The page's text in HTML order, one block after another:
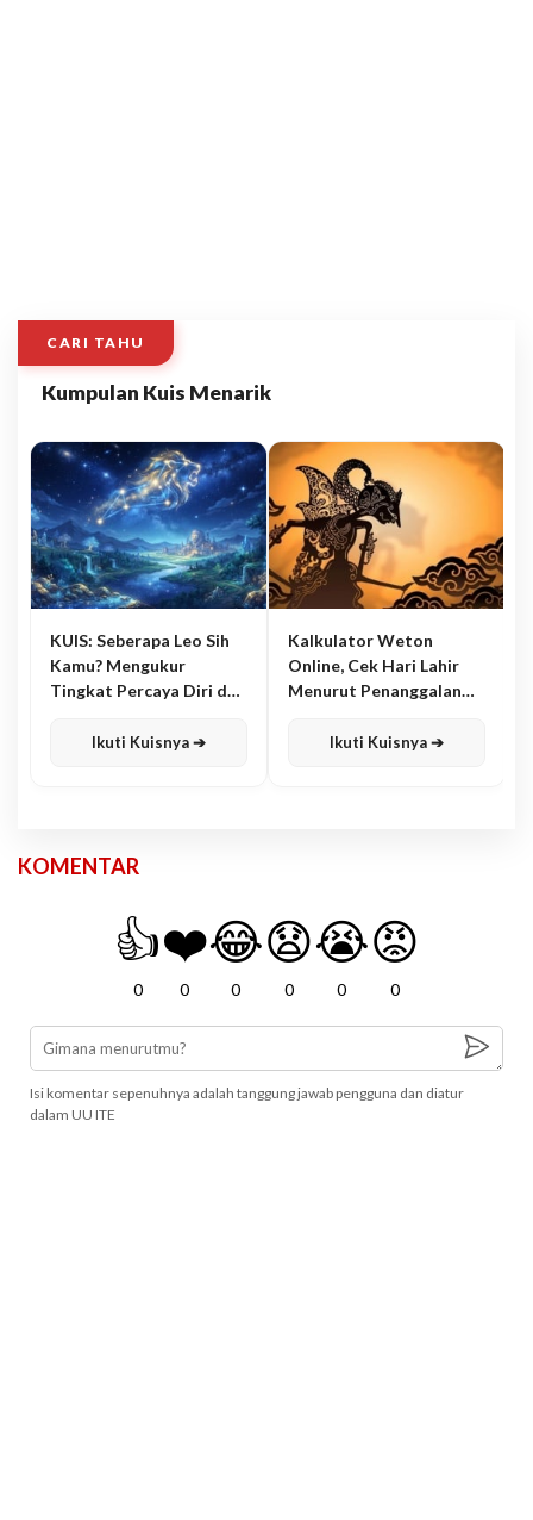
CARI TAHU
Kumpulan Kuis Menarik
KUIS: Seberapa Leo Sih
Kamu? Mengukur
Tingkat Percaya Diri dan
Ikuti Kuisnya ➔
Kalkulator Weton
Online, Cek Hari Lahir
Menurut Penanggalan
Ikuti Kuisnya ➔
KOMENTAR
👍
0
❤️
0
😂
0
😧
0
😭
0
😡
0
Isi komentar sepenuhnya adalah tanggung jawab pengguna dan diatur
dalam UU ITE